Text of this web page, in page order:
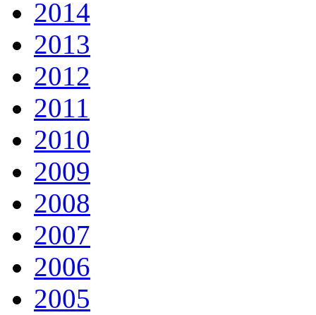
2014
2013
2012
2011
2010
2009
2008
2007
2006
2005